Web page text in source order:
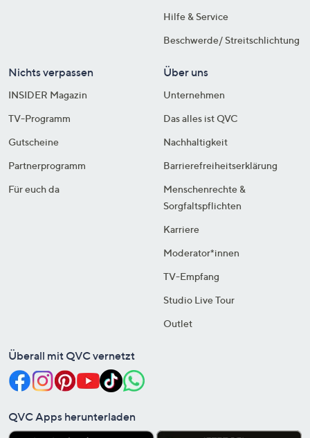
Hilfe & Service
Beschwerde/ Streitschlichtung
Nichts verpassen
INSIDER Magazin
TV-Programm
Gutscheine
Partnerprogramm
Für euch da
Über uns
Unternehmen
Das alles ist QVC
Nachhaltigkeit
Barrierefreiheitserklärung
Menschenrechte &
Sorgfaltspflichten
Karriere
Moderator*innen
TV-Empfang
Studio Live Tour
Outlet
Überall mit QVC vernetzt
QVC Apps herunterladen